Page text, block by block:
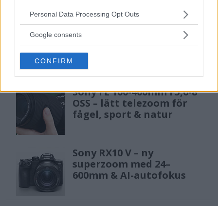
Please note that this website/app uses one or more Google
not limited to your visit or usage behaviour. You may click to
use your data for below specified purposes in below Google
consent section.
Personal Data Processing Opt Outs
Google consents
CONFIRM
F3 Foto – Sveriges nya
fotodagar till Göteborg,
Lund & Stockholm
Sony FE 100-400mm F5,6-8
OSS – lätt telezoom för
fågel, sport & natur
Sony RX10 V – ny
superzoom med 24–
600mm & AI-autofokus